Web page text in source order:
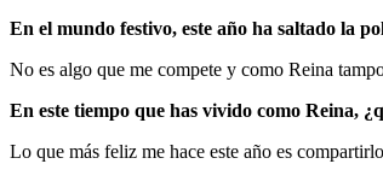
En el mundo festivo, este año ha saltado la
No es algo que me compete y como Reina
En este tiempo que has vivido como Reina,
Lo que más feliz me hace este año es